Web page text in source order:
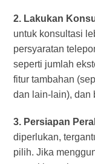
2. Lakukan
untuk konsultasi
persyaratan
seperti jumlah
fitur tambahan
dan lain-lain), dan
3. Persiapan
diperlukan,
pilih. Jika